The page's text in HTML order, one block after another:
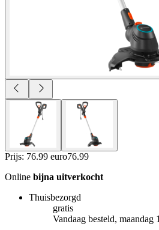
Prijs: 76.99 euro76.99
Online bijna uitverkocht
Thuisbezorgd
gratis
Vandaag besteld, maandag